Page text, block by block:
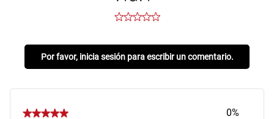
Por favor, inicia sesión para escribir un comentario.
0%